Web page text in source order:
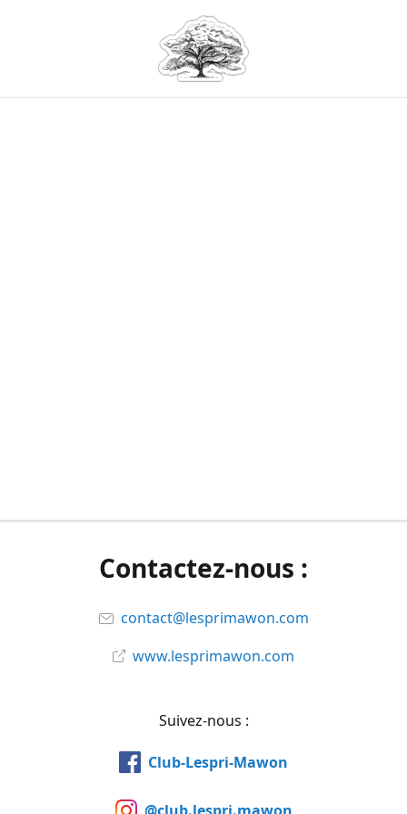
Contactez-nous :
contact@lesprimawon.com
www.lesprimawon.com
Suivez-nous :
Club-Lespri-Mawon
@club.lespri.mawon